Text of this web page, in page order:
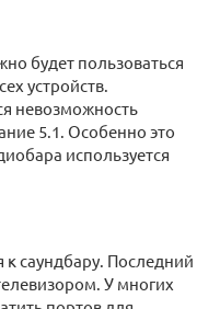
будет пользоваться
устройств.
невозможность
5.1. Особенно это
используется
саундбару. Последний
У многих